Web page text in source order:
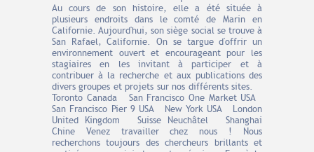
Au cours de son histoire, elle a été située à
plusieurs endroits dans le comté de Marin en
Californie. Aujourd'hui, son siège social se trouve à
San Rafael, Californie. On se targue d'offrir un
environnement ouvert et encourageant pour les
stagiaires en les invitant à participer et à
contribuer à la recherche et aux publications des
divers groupes et projets sur nos différents sites.
Toronto Canada San Francisco One Market USA
San Francisco Pier 9 USA New York USA London
United Kingdom Suisse Neuchâtel Shanghai
Chine Venez travailler chez nous ! Nous
recherchons toujours des chercheurs brillants et